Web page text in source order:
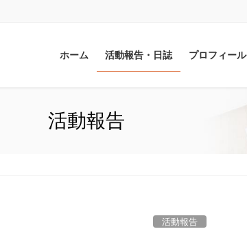
ホーム 活動報告・日誌 プロフィール
活動報告
活動報告